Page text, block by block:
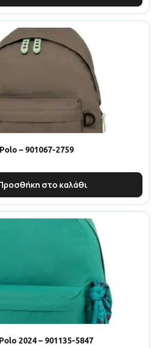
– 901067-2759
στο καλάθι
2024 – 901135-5847